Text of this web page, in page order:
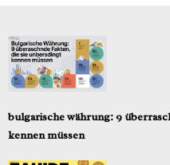
bulgarische währung: 9
kennen müssen